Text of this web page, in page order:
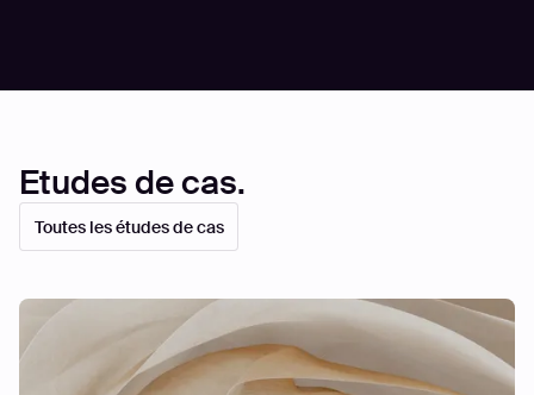
Etudes de cas.
Toutes les études de cas